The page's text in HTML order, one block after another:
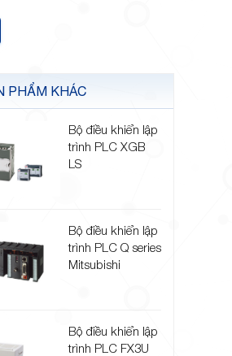
PHẨM KHÁC
Bộ điều khiển lập
trình PLC XGB
LS
Bộ điều khiển lập
trình PLC Q series
Mitsubishi
Bộ điều khiển lập
trình PLC FX3U